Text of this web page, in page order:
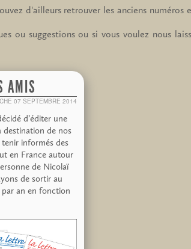
d'ailleurs retrouver les anciens numéros
ou suggestions ou si vous voulez nous
AMIS
07 SEPTEMBRE 2014
d’éditer une
destination de nos
informés des
en France autour
de Nicolaï
de sortir au
an en fonction